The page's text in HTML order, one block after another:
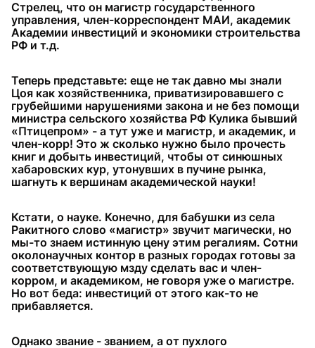
Стрелец, что он магистр государственного
управления, член-корреспондент МАИ, академик
Академии инвестиций и экономики строительства
РФ и т.д.
Теперь представьте: еще не так давно мы знали
Цоя как хозяйственника, приватизировавшего с
грубейшими нарушениями закона и не без помощи
министра сельского хозяйства РФ Кулика бывший
«Птицепром» - а тут уже и магистр, и академик, и
член-корр! Это ж сколько нужно было прочесть
книг и добыть инвестиций, чтобы от синюшных
хабаровских кур, утонувших в пучине рынка,
шагнуть к вершинам академической науки!
Кстати, о науке. Конечно, для бабушки из села
Ракитного слово «магистр» звучит магически, но
мы-то знаем истинную цену этим регалиям. Сотни
околонаучных контор в разных городах готовы за
соответствующую мзду сделать вас и член-
корром, и академиком, не говоря уже о магистре.
Но вот беда: инвестиций от этого как-то не
прибавляется.
Однако звание - званием, а от пухлого